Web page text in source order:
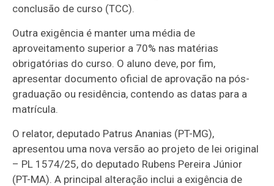
conclusão de curso (TCC).
Outra exigência é manter uma média de
aproveitamento superior a 70% nas matérias
obrigatórias do curso. O aluno deve, por fim,
apresentar documento oficial de aprovação na pós-
graduação ou residência, contendo as datas para a
matrícula.
O relator, deputado Patrus Ananias (PT-MG),
apresentou uma nova versão ao projeto de lei original
– PL 1574/25, do deputado Rubens Pereira Júnior
(PT-MA). A principal alteração inclui a exigência de